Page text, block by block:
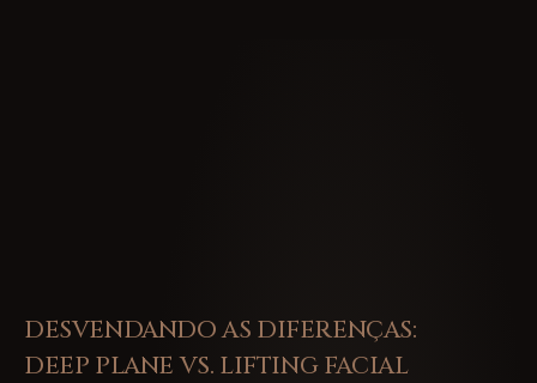
DESVENDANDO AS DIFERENÇAS:
DEEP PLANE VS. LIFTING FACIAL